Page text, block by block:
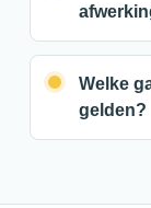
Welke
gelden?